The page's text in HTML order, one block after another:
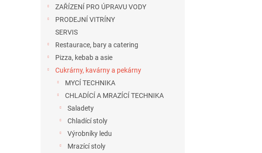
ZAŘÍZENÍ PRO ÚPRAVU VODY
PRODEJNÍ VITRÍNY
SERVIS
Restaurace, bary a catering
Pizza, kebab a asie
Cukrárny, kavárny a pekárny
MYCÍ TECHNIKA
CHLADÍCÍ A MRAZÍCÍ TECHNIKA
Saladety
Chladící stoly
Výrobníky ledu
Mrazící stoly